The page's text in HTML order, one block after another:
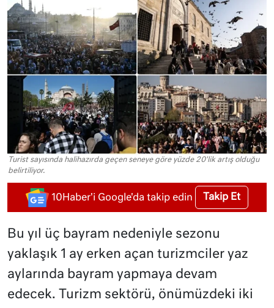
Turist sayısında halihazırda geçen seneye göre yüzde 20'lik artış olduğu
belirtiliyor.
10Haber'i Google'da takip edin Takip Et
Bu yıl üç bayram nedeniyle sezonu
yaklaşık 1 ay erken açan turizmciler yaz
aylarında bayram yapmaya devam
edecek. Turizm sektörü, önümüzdeki iki